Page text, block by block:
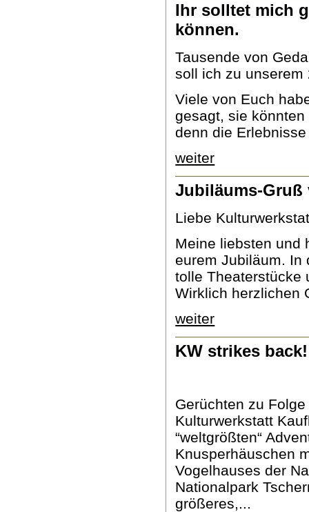
Ihr solltet mich
können.
Tausende von
soll ich zu unserem
Viele von Euch
gesagt, sie
denn die
weiter
Jubiläums-Gruß
Liebe
Meine liebsten und
eurem Jubiläum. In
tolle Theaterstücke
Wirklich herzlichen
weiter
KW strikes back!
Gerüchten zu Folge
Kulturwerkstatt
“weltgrößten“
Knusperhäuschen
Vogelhauses der
Nationalpark
größeres,...